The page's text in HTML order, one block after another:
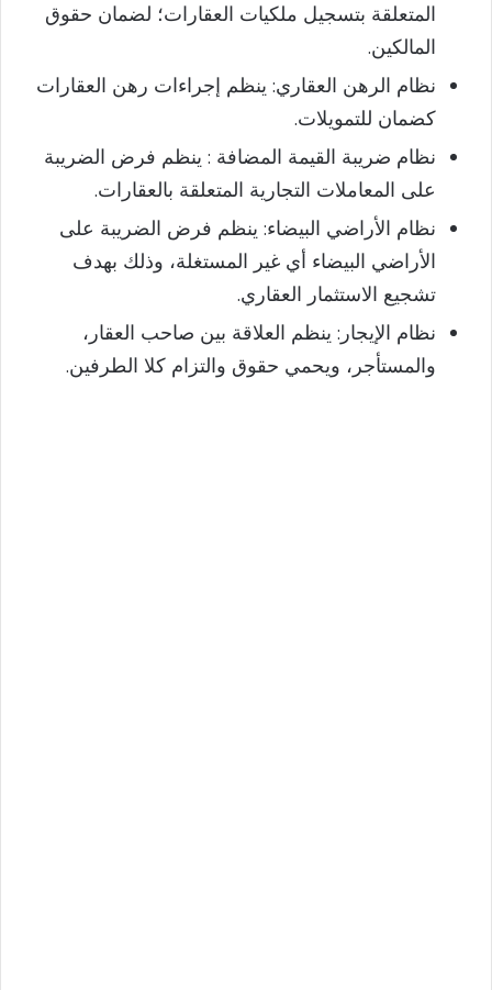
المتعلقة بتسجيل ملكيات العقارات؛ لضمان حقوق
المالكين.
نظام الرهن العقاري: ينظم إجراءات رهن العقارات
كضمان للتمويلات.
نظام ضريبة القيمة المضافة : ينظم فرض الضريبة
على المعاملات التجارية المتعلقة بالعقارات.
نظام الأراضي البيضاء: ينظم فرض الضريبة على
الأراضي البيضاء أي غير المستغلة، وذلك بهدف
تشجيع الاستثمار العقاري.
نظام الإيجار: ينظم العلاقة بين صاحب العقار،
والمستأجر، ويحمي حقوق والتزام كلا الطرفين.